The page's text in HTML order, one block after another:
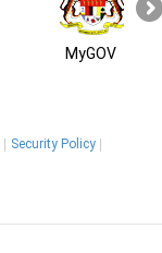
MyGOV
Security Policy